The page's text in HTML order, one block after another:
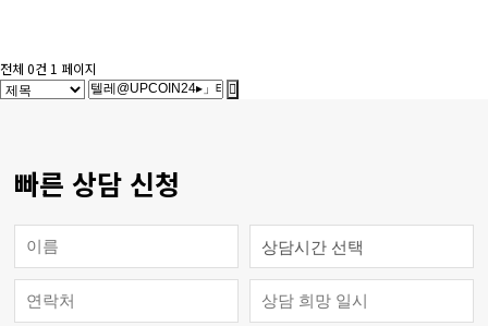
전체 0건 1 페이지
빠른 상담 신청